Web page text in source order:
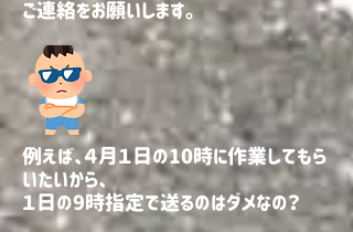
​ご連絡をお願いします。
例えば、４月１日の10時に作業してもら
いたいから、
​１日の9時指定で送るのはダメなの？